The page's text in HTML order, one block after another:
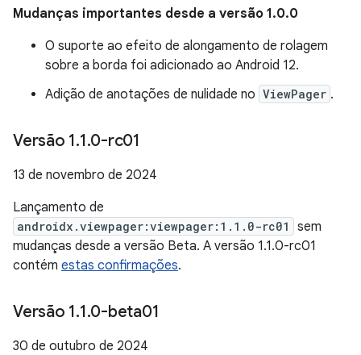
Mudanças importantes desde a versão 1.0.0
O suporte ao efeito de alongamento de rolagem
sobre a borda foi adicionado ao Android 12.
Adição de anotações de nulidade no ViewPager .
Versão 1.1.0-rc01
13 de novembro de 2024
Lançamento de
androidx.viewpager:viewpager:1.1.0-rc01
sem
mudanças desde a versão Beta. A versão 1.1.0-rc01
contém estas confirmações.
Versão 1.1.0-beta01
30 de outubro de 2024